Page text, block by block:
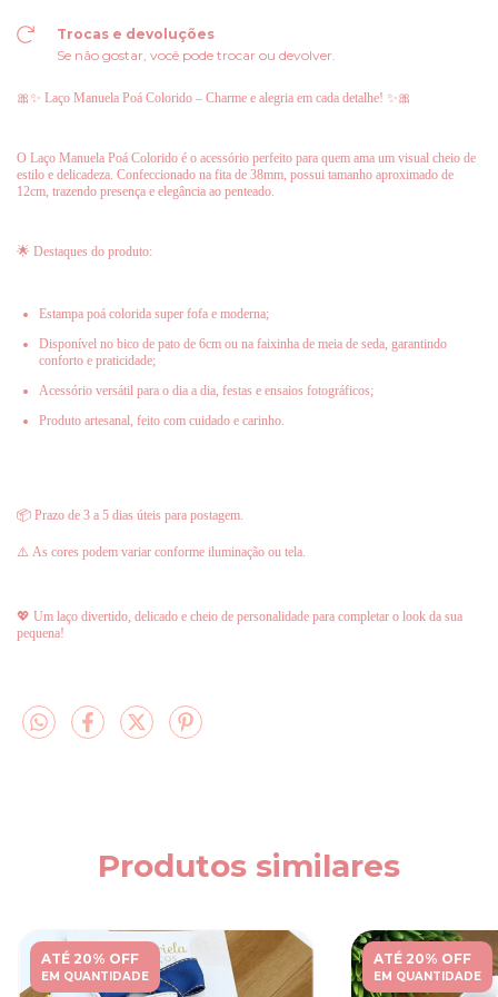
Trocas e devoluções
Se não gostar, você pode trocar ou devolver.
🎀✨ Laço Manuela Poá Colorido – Charme e alegria em cada detalhe! ✨🎀
O Laço Manuela Poá Colorido é o acessório perfeito para quem ama um visual cheio de
estilo e delicadeza. Confeccionado na fita de 38mm, possui tamanho aproximado de
12cm, trazendo presença e elegância ao penteado.
🌟 Destaques do produto:
Estampa poá colorida super fofa e moderna;
Disponível no bico de pato de 6cm ou na faixinha de meia de seda, garantindo
conforto e praticidade;
Acessório versátil para o dia a dia, festas e ensaios fotográficos;
Produto artesanal, feito com cuidado e carinho.
📦 Prazo de 3 a 5 dias úteis para postagem.
⚠️ As cores podem variar conforme iluminação ou tela.
💖 Um laço divertido, delicado e cheio de personalidade para completar o look da sua
pequena!
Produtos similares
ATÉ 20% OFF
EM QUANTIDADE
ATÉ 20% OFF
EM QUANTIDADE